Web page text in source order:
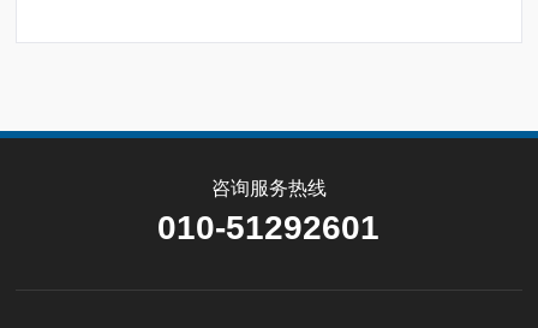
咨询服务热线
010-51292601